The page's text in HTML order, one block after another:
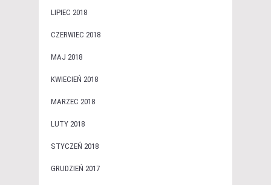
LIPIEC 2018
CZERWIEC 2018
MAJ 2018
KWIECIEŃ 2018
MARZEC 2018
LUTY 2018
STYCZEŃ 2018
GRUDZIEŃ 2017